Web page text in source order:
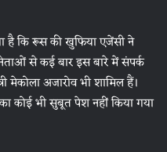
है कि रूस की खुफिया एजेंसी ने
से कई बार इस बारे में संपर्क
मेकोला अजारोव भी शामिल हैं।
कोई भी सुबूत पेश नहीं किया गया